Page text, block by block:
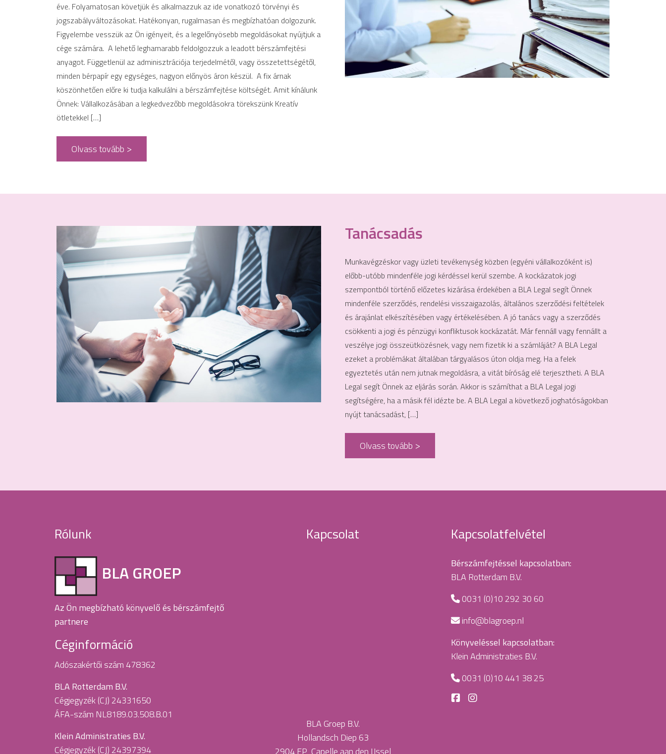
éve. Folyamatosan követjük és alkalmazzuk az ide vonatkozó törvényi és
jogszabályváltozásokat. Hatékonyan, rugalmasan és megbízhatóan dolgozunk.
Figyelembe vesszük az Ön igényeit, és a legelőnyösebb megoldásokat nyújtjuk a
cége számára. A lehető leghamarabb feldolgozzuk a leadott bérszámfejtési
anyagot. Függetlenül az adminisztrációja terjedelmétől, vagy összetettségétől,
minden bérpapír egy egységes, nagyon előnyös áron készül. A fix árnak
köszönhetően előre ki tudja kalkulálni a bérszámfejtése költségét. Amit kínálunk
Önnek: Vállalkozásában a legkedvezőbb megoldásokra törekszünk Kreatív
ötletekkel […]
Olvass tovább
Tanácsadás
Munkavégzéskor vagy üzleti tevékenység közben (egyéni vállalkozóként is)
előbb-utóbb mindenféle jogi kérdéssel kerül szembe. A kockázatok jogi
szempontból történő előzetes kizárása érdekében a BLA Legal segít Önnek
mindenféle szerződés, rendelési visszaigazolás, általános szerződési feltételek
és árajánlat elkészítésében vagy értékelésében. A jó tanács vagy a szerződés
csökkenti a jogi és pénzügyi konfliktusok kockázatát. Már fennáll vagy fennállt a
veszélye jogi összeütközésnek, vagy nem fizetik ki a számláját? A BLA Legal
ezeket a problémákat általában tárgyalásos úton oldja meg. Ha a felek
egyeztetés után nem jutnak megoldásra, a vitát bíróság elé terjesztheti. A BLA
Legal segít Önnek az eljárás során. Akkor is számíthat a BLA Legal jogi
segítségére, ha a másik fél idézte be. A BLA Legal a következő joghatóságokban
nyújt tanácsadást, […]
Olvass tovább
Rólunk
BLA GROEP
Az Ön megbízható könyvelő és bérszámfejtő
partnere
Céginformáció
Adószakértői szám 478362
BLA Rotterdam B.V.
Cégjegyzék (CJ) 24331650
ÁFA-szám NL8189.03.508.B.01
Klein Administraties B.V.
Cégjegyzék (CJ) 24397394
Kapcsolat
BLA Groep B.V.
Hollandsch Diep 63
2904 EP Capelle aan den IJssel
Kapcsolatfelvétel
Bérszámfejtéssel kapcsolatban:
BLA Rotterdam B.V.
0031 (0)10 292 30 60
info@blagroep.nl
Könyveléssel kapcsolatban:
Klein Administraties B.V.
0031 (0)10 441 38 25